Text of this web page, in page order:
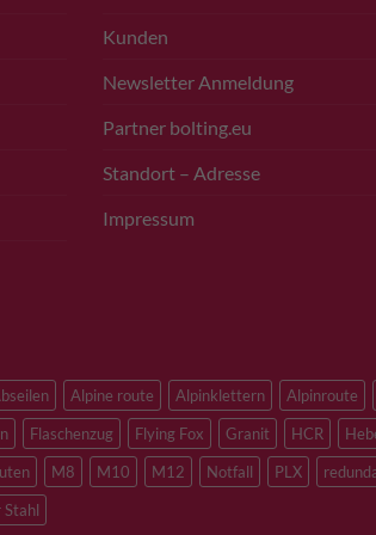
Kunden
Newsletter Anmeldung
Partner bolting.eu
Standort – Adresse
Impressum
Alpine route Alpinklettern Alpinroute
Flaschenzug Flying Fox Granit HCR
M8 M10 M12 Notfall PLX